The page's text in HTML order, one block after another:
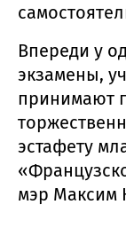
Впереди у
экзамены,
принимают
эстафету
мэр Максим